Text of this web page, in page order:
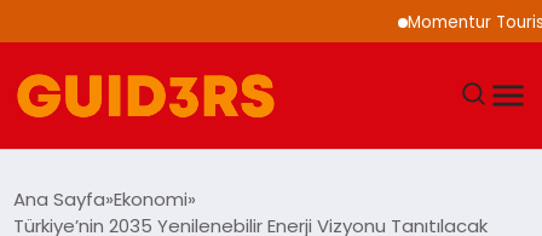
Momentur Tourism
Ana Sayfa Ekonomi
Türkiye’nin 2035 Yenilenebilir Enerji Vizyonu Tanıtılacak